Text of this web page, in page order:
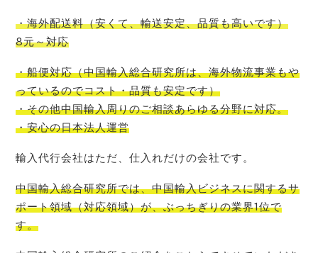
・海外配送料（安くて、輸送安定、品質も高いです）
8元～対応
・船便対応（中国輸入総合研究所は、海外物流事業もや
っているのでコスト・品質も安定です）
・その他中国輸入周りのご相談あらゆる分野に対応。
・安心の日本法人運営
輸入代行会社はただ、仕入れだけの会社です。
中国輸入総合研究所では、中国輸入ビジネスに関するサ
ポート領域（対応領域）が、ぶっちぎりの業界1位で
す。